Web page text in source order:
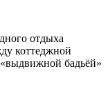
отдыха
коттеджной
бадьёй»